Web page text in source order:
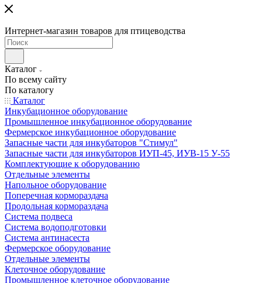
Интернет-магазин товаров для птицеводства
Каталог
По всему сайту
По каталогу
Каталог
Инкубационное оборудование
Промышленное инкубационное оборудование
Фермерское инкубационное оборудование
Запасные части для инкубаторов "Стимул"
Запасные части для инкубаторов ИУП-45, ИУВ-15 У-55
Комплектующие к оборудованию
Отдельные элементы
Напольное оборудование
Поперечная кормораздача
Продольная кормораздача
Система подвеса
Система водоподготовки
Система антинасеста
Фермерское оборудование
Отдельные элементы
Клеточное оборудование
Промышленное клеточное оборудование